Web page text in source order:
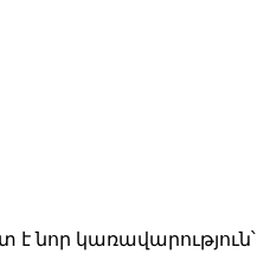
նոր կառավարություն՝